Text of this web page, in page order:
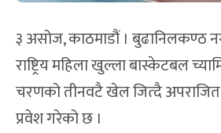
३ असोज, काठमाडौं । बुढानिलकण्ठ
राष्ट्रिय महिला खुल्ला बास्केटबल
चरणको तीनवटै खेल जित्दै
प्रवेश गरेको छ ।